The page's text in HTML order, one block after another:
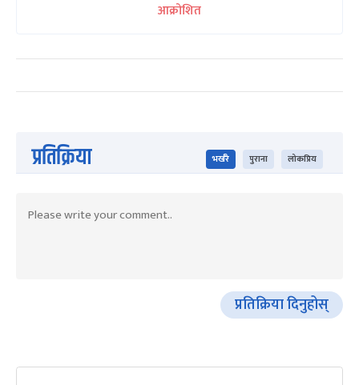
आक्रोशित
प्रतिक्रिया भर्खरै पुराना लोकप्रिय
प्रतिक्रिया दिनुहोस्